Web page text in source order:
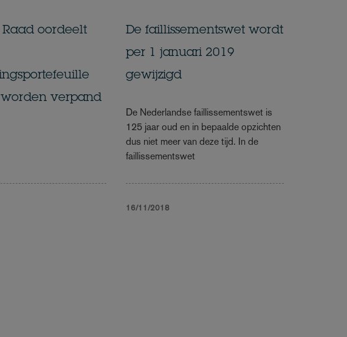
Raad oordeelt
verpand
De faillissementswet wordt
per 1 januari 2019
gewijzigd
De Nederlandse faillissementswet is
125 jaar oud en in bepaalde opzichten
dus niet meer van deze tijd. In de
faillissementswet
16/11/2018